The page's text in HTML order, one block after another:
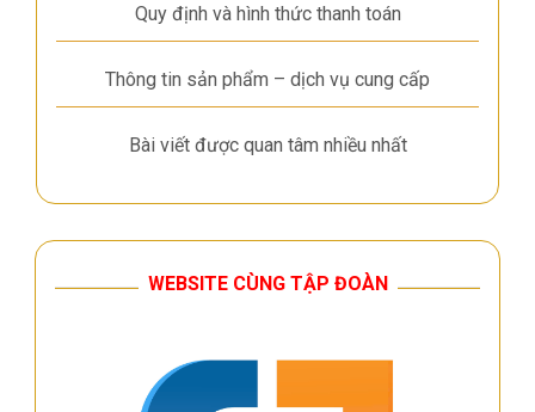
Quy định và hình thức thanh toán
Thông tin sản phẩm – dịch vụ cung cấp
Bài viết được quan tâm nhiều nhất
WEBSITE CÙNG TẬP ĐOÀN